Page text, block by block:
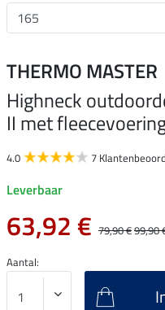
THERMO MASTER
Highneck
II met
4.0 7
Leverbaar
63,92 € 79,90 €99,90
Aantal: